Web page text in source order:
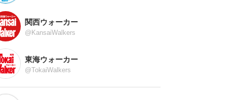
関西ウォーカー
@KansaiWalkers
東海ウォーカー
@TokaiWalkers